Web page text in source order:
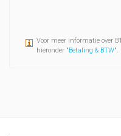
Voor meer informatie over
hieronder "Betaling & BTW".